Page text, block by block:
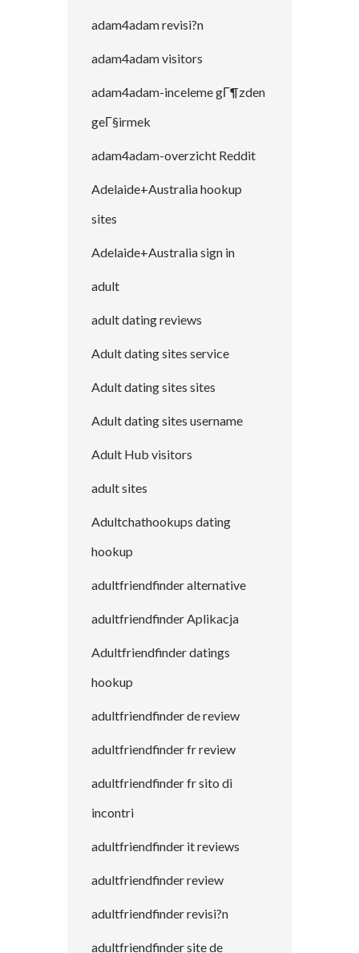
adam4adam revisi?n
adam4adam visitors
adam4adam-inceleme gГ¶zden
geГ§irmek
adam4adam-overzicht Reddit
Adelaide+Australia hookup
sites
Adelaide+Australia sign in
adult
adult dating reviews
Adult dating sites service
Adult dating sites sites
Adult dating sites username
Adult Hub visitors
adult sites
Adultchathookups dating
hookup
adultfriendfinder alternative
adultfriendfinder Aplikacja
Adultfriendfinder datings
hookup
adultfriendfinder de review
adultfriendfinder fr review
adultfriendfinder fr sito di
incontri
adultfriendfinder it reviews
adultfriendfinder review
adultfriendfinder revisi?n
adultfriendfinder site de